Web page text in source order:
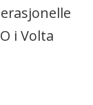
i Volta